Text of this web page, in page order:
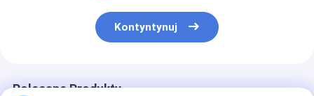
Kontyntynuj
Polecane Produkty